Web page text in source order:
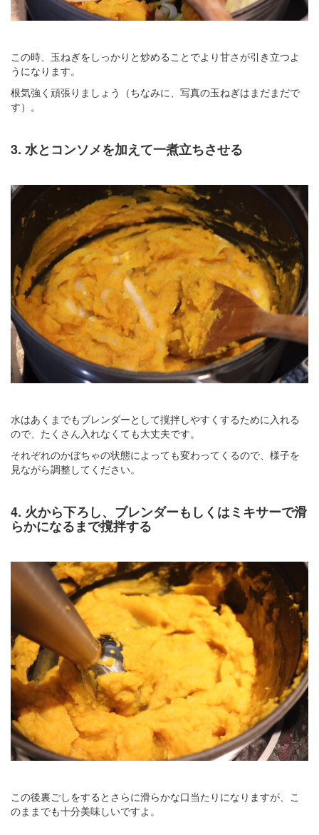
この時、玉ねぎをしっかりと炒めることでより甘さが引き立つよ
うになります。
根気強く頑張りましょう（ちなみに、写真の玉ねぎはまだまだで
す）。
3. 水とコンソメを加えて一煮立ちさせる
水はあくまでもブレンダーとして撹拌しやすくするために入れる
ので、たくさん入れなくても大丈夫です。
それぞれのかぼちゃの状態によっても変わってくるので、様子を
見ながら調整してください。
4. 火から下ろし、ブレンダーもしくはミキサーで滑
らかになるまで撹拌する
この後裏ごしをするとさらに滑らかな口当たりになりますが、こ
のままでも十分美味しいですよ。